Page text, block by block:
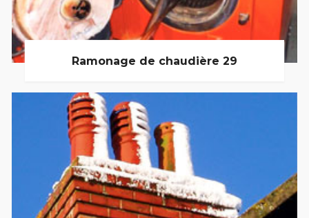
Ramonage de chaudière 29